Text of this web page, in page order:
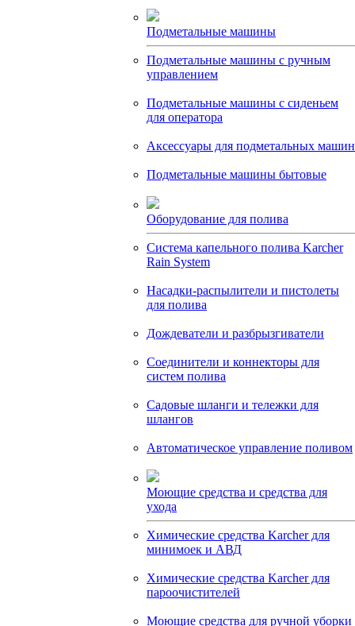
Подметальные машины
Подметальные машины с ручным
управлением
Подметальные машины с сиденьем
для оператора
Аксессуары для подметальных машин
Подметальные машины бытовые
Оборудование для полива
Система капельного полива Karcher
Rain System
Насадки-распылители и пистолеты
для полива
Дождеватели и разбрызгиватели
Соединители и коннекторы для
систем полива
Садовые шланги и тележки для
шлангов
Автоматическое управление поливом
Моющие средства и средства для
ухода
Химические средства Karcher для
минимоек и АВД
Химические средства Karcher для
пароочистителей
Моющие средства для ручной уборки